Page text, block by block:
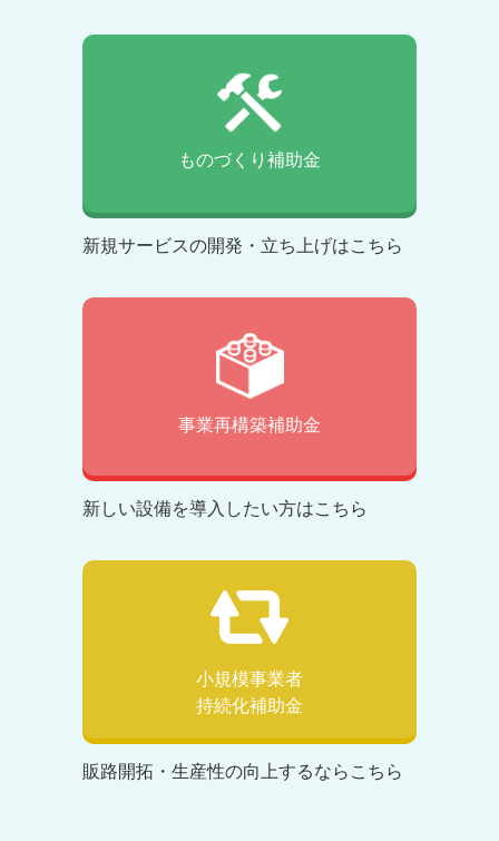
ものづくり補助金
新規サービスの開発・立ち上げはこちら
事業再構築補助金
新しい設備を導入したい方はこちら
小規模事業者
持続化補助金
販路開拓・生産性の向上するならこちら